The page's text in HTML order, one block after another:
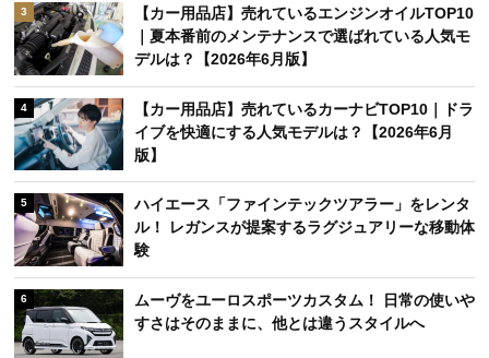
3
【カー用品店】売れているエンジンオイルTOP10
｜夏本番前のメンテナンスで選ばれている人気モ
デルは？【2026年6月版】
4
【カー用品店】売れているカーナビTOP10｜ドラ
イブを快適にする人気モデルは？【2026年6月
版】
5
ハイエース「ファインテックツアラー」をレンタ
ル！ レガンスが提案するラグジュアリーな移動体
験
6
ムーヴをユーロスポーツカスタム！ 日常の使いや
すさはそのままに、他とは違うスタイルへ